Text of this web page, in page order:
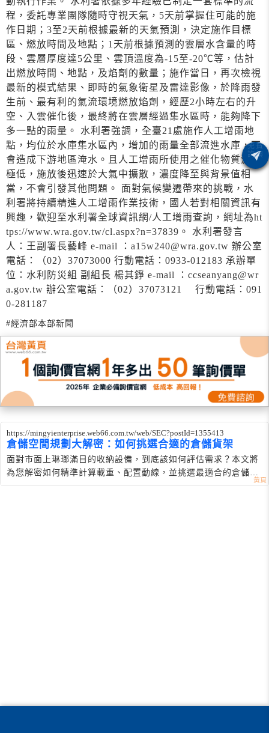
程，委託專業團隊隨時守視天氣，5天前掌握住可能的施
作日期；3至2天前根據最新的天氣預測，決定施作目標
區、燃放時間及地點；1天前根據預測的雲層水含量的時
段、雲層厚度達5公里、雲頂溫度為-15至-20℃等，估計
出燃放時間、地點，及焰劑的數量；施作當日，再次檢視
最新的模式結果、即時的氣象衛星及雷達影像，於降雨發
生前、最有利的氣流環境燃放焰劑，經歷2小時左右的升
空、入雲催化後，最終將在雲層經過集水區時，能夠降下
多一點的雨量。 水利署強調，全臺21處施作人工增雨地
點，均位於水庫集水區內，增加的雨量全部流進水庫，不
會造成下游地區淹水。且人工增雨所使用之催化物質濃度
極低，施放後迅速於大氣中擴散，濃度降至與背景值相
當，不會引發其他問題。 面對氣候變遷帶來的挑戰，水
利署將持續精進人工增雨作業技術，國人若對相關資訊有
興趣，歡迎至水利署全球資訊網/人工增雨查詢，網址為ht
tps://www.wra.gov.tw/cl.aspx?n=37839。 水利署發言
人：王副署長藝峰 e-mail ：a15w240@wra.gov.tw 辦公室
電話：（02）37073000 行動電話：0933-012183 承辦單
位：水利防災組 副組長 楊其錚 e-mail ：ccseanyang@wr
a.gov.tw 辦公室電話：（02）37073121 行動電話：091
0-281187
#經濟部本部新聞
https://mingyienterprise.web66.com.tw/web/SEC?postId=1355413
倉儲空間規劃大解密：如何挑選合適的倉儲貨架
面對市面上琳瑯滿目的收納設備，到底該如何評估需求？本文將
為您解密如何精準計算載重、配置動線，並挑選最適合的倉儲貨
架。